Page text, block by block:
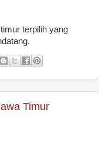
terpilih yang
Timur